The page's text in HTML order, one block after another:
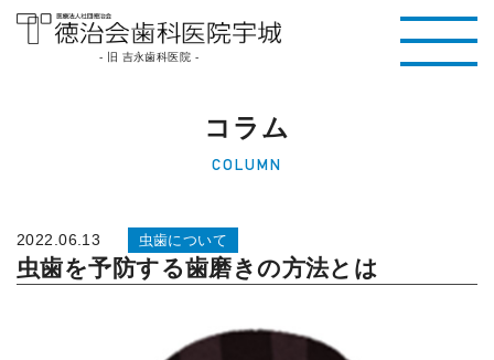
医療法人社団徳治
宇城 [旧 吉永歯科
市
- 旧 吉永歯科医院 -
コラム
COLUMN
2022.06.13 虫歯について
虫歯を予防する歯磨きの方法とは